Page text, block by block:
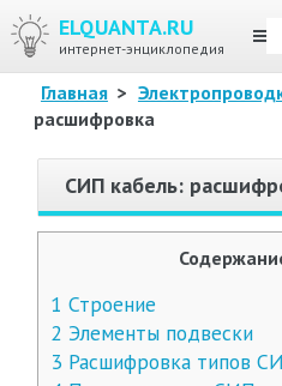
ELQUANTA.RU
интернет-энциклопедия
Главная >
расшифровка
СИП кабель:
1 Строение
2 Элементы подвески
3 Расшифровка типов